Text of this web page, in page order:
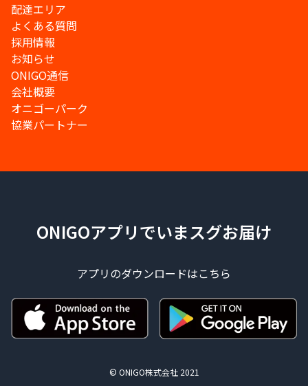
配達エリア
よくある質問
採用情報
お知らせ
ONIGO通信
会社概要
オニゴーパーク
協業パートナー
ONIGOアプリでいまスグお届け
アプリのダウンロードはこちら
© ONIGO株式会社 2021